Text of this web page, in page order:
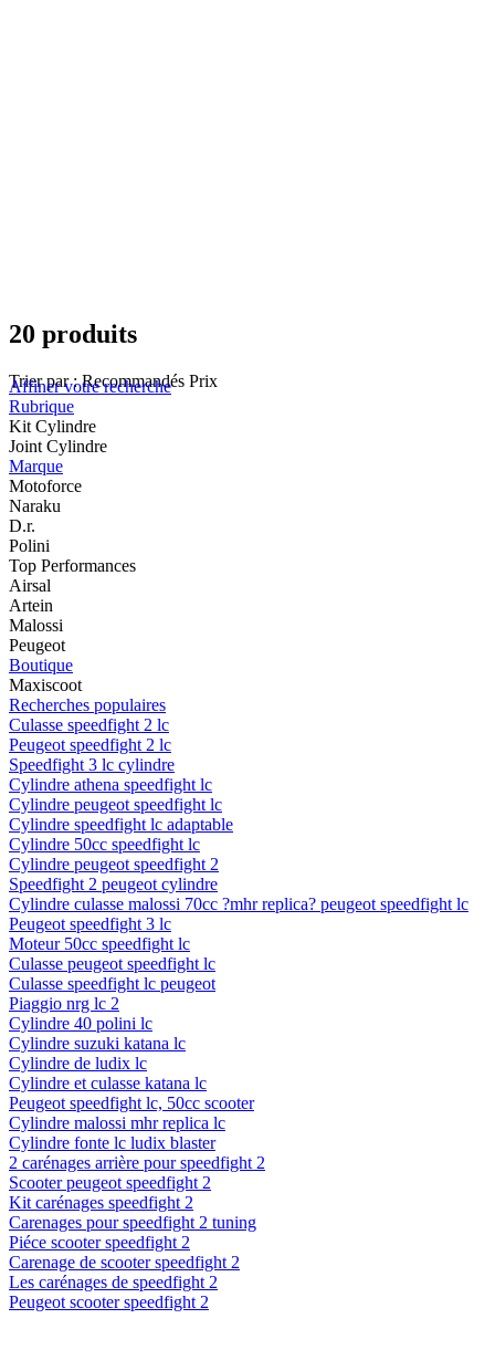
20 produits
Trier par : Recommandés Prix
Affiner votre recherche
Rubrique
Kit Cylindre
Joint Cylindre
Marque
Motoforce
Naraku
D.r.
Polini
Top Performances
Airsal
Artein
Malossi
Peugeot
Boutique
Maxiscoot
Recherches populaires
Culasse speedfight 2 lc
Peugeot speedfight 2 lc
Speedfight 3 lc cylindre
Cylindre athena speedfight lc
Cylindre peugeot speedfight lc
Cylindre speedfight lc adaptable
Cylindre 50cc speedfight lc
Cylindre peugeot speedfight 2
Speedfight 2 peugeot cylindre
Cylindre culasse malossi 70cc ?mhr replica? peugeot speedfight lc
Peugeot speedfight 3 lc
Moteur 50cc speedfight lc
Culasse peugeot speedfight lc
Culasse speedfight lc peugeot
Piaggio nrg lc 2
Cylindre 40 polini lc
Cylindre suzuki katana lc
Cylindre de ludix lc
Cylindre et culasse katana lc
Peugeot speedfight lc, 50cc scooter
Cylindre malossi mhr replica lc
Cylindre fonte lc ludix blaster
2 carénages arrière pour speedfight 2
Scooter peugeot speedfight 2
Kit carénages speedfight 2
Carenages pour speedfight 2 tuning
Piéce scooter speedfight 2
Carenage de scooter speedfight 2
Les carénages de speedfight 2
Peugeot scooter speedfight 2